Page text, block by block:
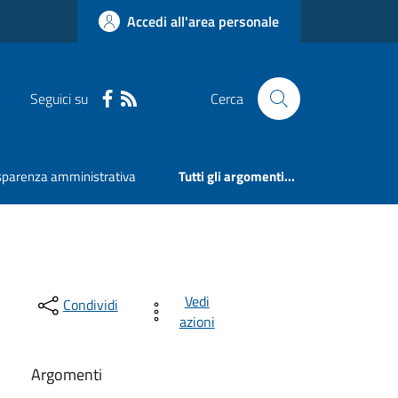
Accedi all'area personale
Seguici su Cerca
amministrativa Tutti gli argomenti...
Condividi
Vedi
azioni
Argomenti